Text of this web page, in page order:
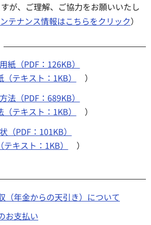
が、ご理解、ご協力をお願いいたし
テナンス情報はこちらをクリック）
紙（PDF：126KB）
テキスト：1KB）
）
法（PDF：689KB）
テキスト：1KB）
）
（PDF：101KB）
キスト：1KB） ）
（年金からの天引き）について
お支払い